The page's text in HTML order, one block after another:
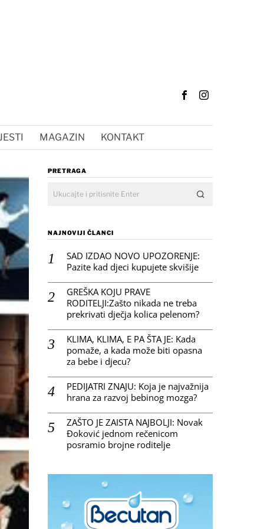
MAGAZIN KONTAKT
PRETRAGA
NAJNOVIJI ČLANCI
SAD IZDAO NOVO UPOZORENJE:
Pazite kad djeci kupujete skvišije
GREŠKA KOJU PRAVE
RODITELJI:Zašto nikada ne treba
prekrivati dječja kolica pelenom?
KLIMA, KLIMA, E PA ŠTA JE: Kada
pomaže, a kada može biti opasna
za bebe i djecu?
PEDIJATRI ZNAJU: Koja je najvažnija
hrana za razvoj bebinog mozga?
ZAŠTO JE ZAISTA NAJBOLJI: Novak
Đoković jednom rečenicom
posramio brojne roditelje